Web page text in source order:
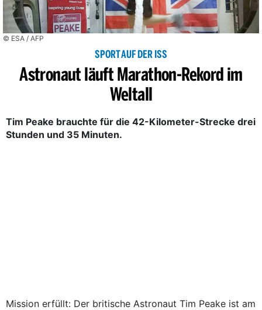
© ESA / AFP
SPORT AUF DER ISS
Astronaut läuft Marathon-Rekord im
Weltall
Tim Peake brauchte für die 42-Kilometer-Strecke drei
Stunden und 35 Minuten.
Mission erfüllt: Der britische Astronaut Tim Peake ist am